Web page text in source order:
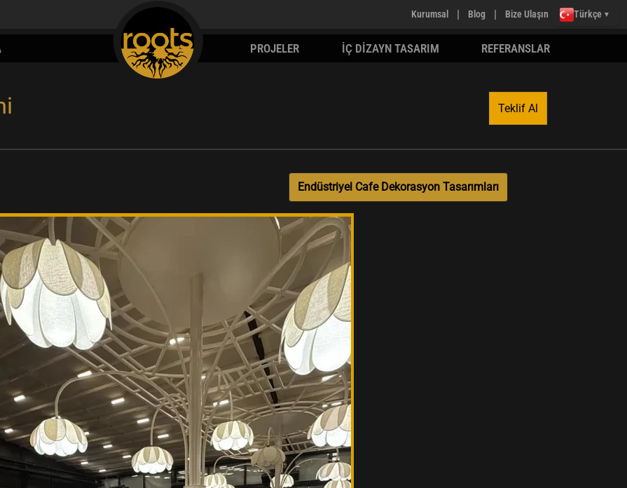
Kurumsal | Blog | Bize Ulaşın Türkçe ▼
PROJELER İÇ DİZAYN TASARIM REFERANSLAR
Teklif Al
Endüstriyel Cafe Dekorasyon Tasarımları